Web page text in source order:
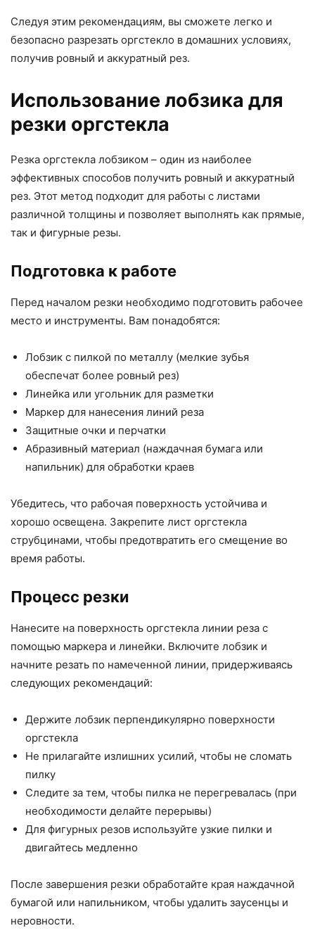
Следуя этим рекомендациям, вы сможете легко и
безопасно разрезать оргстекло в домашних условиях,
получив ровный и аккуратный рез.
Использование лобзика для
резки оргстекла
Резка оргстекла лобзиком – один из наиболее
эффективных способов получить ровный и аккуратный
рез. Этот метод подходит для работы с листами
различной толщины и позволяет выполнять как прямые,
так и фигурные резы.
Подготовка к работе
Перед началом резки необходимо подготовить рабочее
место и инструменты. Вам понадобятся:
Лобзик с пилкой по металлу (мелкие зубья
обеспечат более ровный рез)
Линейка или угольник для разметки
Маркер для нанесения линий реза
Защитные очки и перчатки
Абразивный материал (наждачная бумага или
напильник) для обработки краев
Убедитесь, что рабочая поверхность устойчива и
хорошо освещена. Закрепите лист оргстекла
струбцинами, чтобы предотвратить его смещение во
время работы.
Процесс резки
Нанесите на поверхность оргстекла линии реза с
помощью маркера и линейки. Включите лобзик и
начните резать по намеченной линии, придерживаясь
следующих рекомендаций:
Держите лобзик перпендикулярно поверхности
оргстекла
Не прилагайте излишних усилий, чтобы не сломать
пилку
Следите за тем, чтобы пилка не перегревалась (при
необходимости делайте перерывы)
Для фигурных резов используйте узкие пилки и
двигайтесь медленно
После завершения резки обработайте края наждачной
бумагой или напильником, чтобы удалить заусенцы и
неровности.